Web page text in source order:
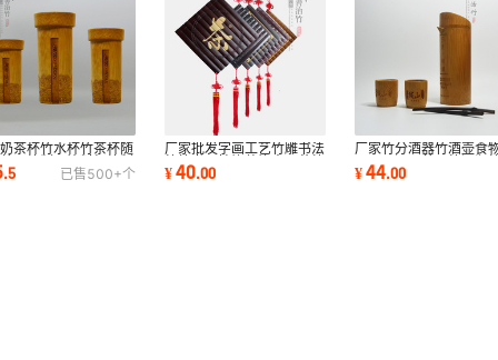
茶杯竹水杯竹茶杯随
具竹制品饮料杯竹制
管热卖
.5 已售500+个
厂家批发字画工艺竹雕书法
竹简书画挂饰装饰中国节竹
画
¥40.00
厂家竹分酒器竹酒壶食
理器具酒具茶具竹酒瓶
具 外贸
¥44.00